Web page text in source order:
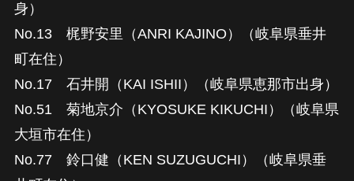
身）
No.13 梶野安里（ANRI KAJINO）（岐阜県垂井
町在住）
No.17 石井開（KAI ISHII）（岐阜県恵那市出身）
No.51 菊地京介（KYOSUKE KIKUCHI）（岐阜県
大垣市在住）
No.77 鈴口健（KEN SUZUGUCHI）（岐阜県垂